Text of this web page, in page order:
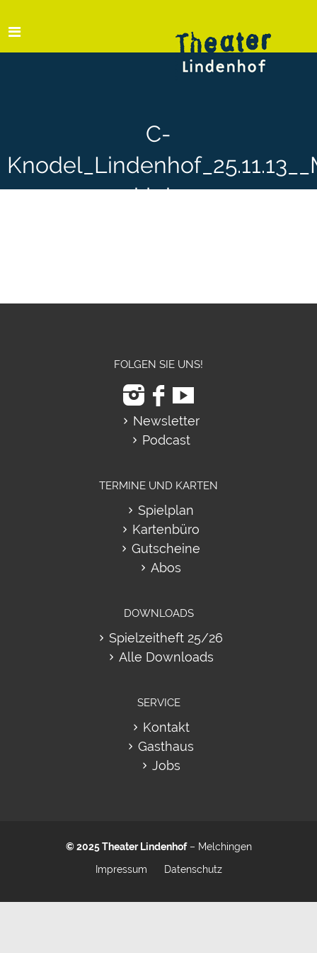
C-
klein
FOLGEN SIE UNS!
Newsletter
Podcast
TERMINE UND KARTEN
Spielplan
Kartenbüro
Gutscheine
Abos
DOWNLOADS
Spielzeitheft 25/26
Alle Downloads
SERVICE
Kontakt
Gasthaus
Jobs
© 2025Theater Lindenhof– Melchingen
Impressum
Datenschutz